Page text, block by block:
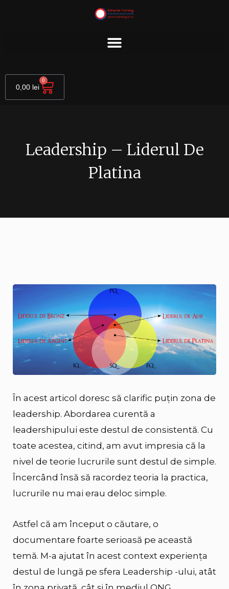
0,00 lei
0
Cart
Leadership – Liderul De
Platina
În acest articol doresc să clarific puțin zona de
leadership. Abordarea curentă a
leadershipului este destul de consistentă. Cu
toate acestea, citind, am avut impresia că la
nivel de teorie lucrurile sunt destul de simple.
Încercând însă să racordez teoria la practica,
lucrurile nu mai erau deloc simple.
Astfel că am început o căutare, o
documentare foarte serioasă pe această
temă. M-a ajutat în acest context experiența
destul de lungă pe sfera Leadership -ului, atât